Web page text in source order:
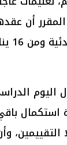
اليوم
استكمال